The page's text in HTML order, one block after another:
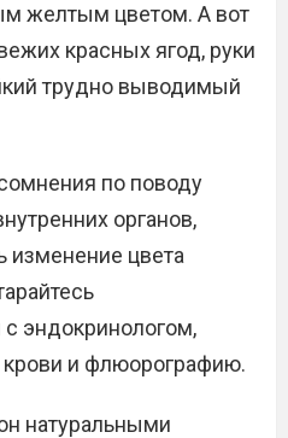
желтым цветом. А вот
красных ягод, руки
трудно выводимый
по поводу
органов,
изменение цвета
с эндокринологом,
и флюорографию.
натуральными